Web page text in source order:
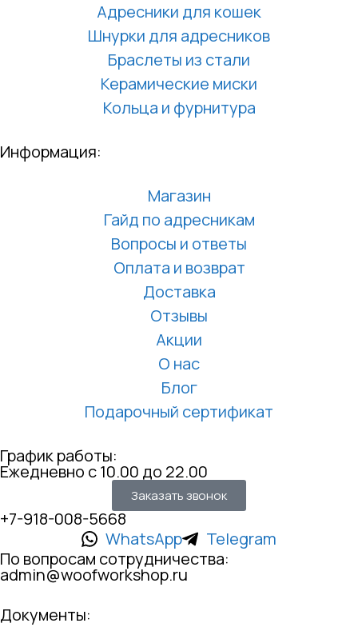
Адресники для кошек
Шнурки для адресников
Браслеты из стали
Керамические миски
Кольца и фурнитура
Информация:
Магазин
Гайд по адресникам
Вопросы и ответы
Оплата и возврат
Доставка
Отзывы
Акции
О нас
Блог
Подарочный сертификат
График работы:
Ежедневно с 10.00 до 22.00
Заказать звонок
+7-918-008-5668
WhatsApp
Telegram
По вопросам сотрудничества:
admin@woofworkshop.ru
Документы: